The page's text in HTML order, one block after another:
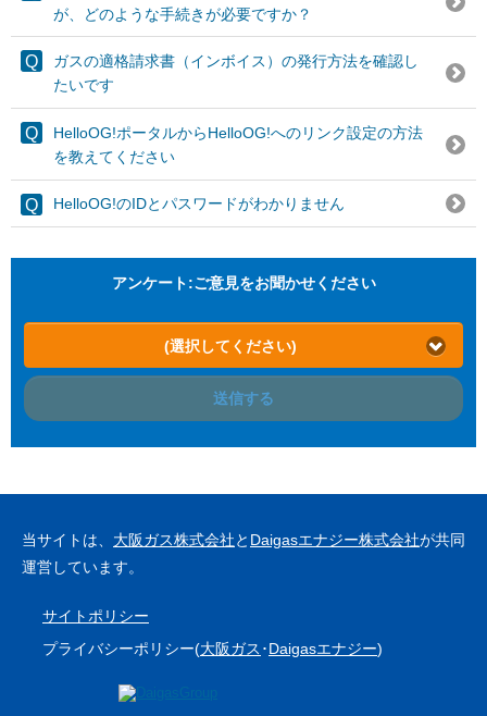
が、どのような手続きが必要ですか？
ガスの適格請求書（インボイス）の発行方法を確認し
たいです
HelloOG!ポータルからHelloOG!へのリンク設定の方法
を教えてください
HelloOG!のIDとパスワードがわかりません
アンケート:ご意見をお聞かせください
(選択してください)
送信する
当サイトは、 大阪ガス株式会社と Daigasエナジー株式会社が共同
運営しています。
サイトポリシー
プライバシーポリシー(大阪ガス ･Daigasエナジー)